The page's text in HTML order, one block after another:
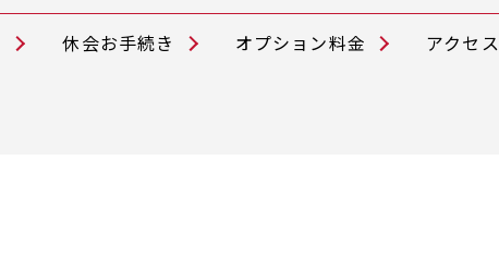
休会お手続き オプション料金 アクセス